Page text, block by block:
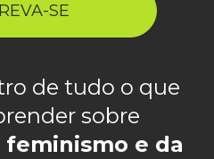
SE
de tudo o que
sobre
e da